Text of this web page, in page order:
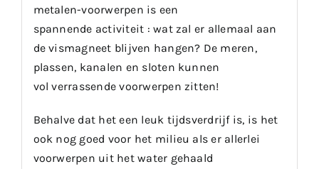
metalen-voorwerpen is een
spannende activiteit : wat zal er allemaal aan
de vismagneet blijven hangen? De meren,
plassen, kanalen en sloten kunnen
vol verrassende voorwerpen zitten!
Behalve dat het een leuk tijdsverdrijf is, is het
ook nog goed voor het milieu als er allerlei
voorwerpen uit het water gehaald